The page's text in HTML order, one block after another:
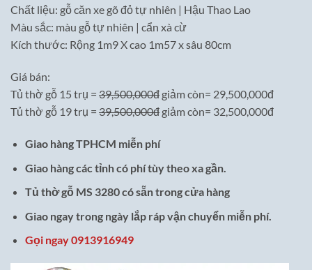
29,500,000₫.
Chất liệu: gỗ căn xe gõ đỏ tự nhiên | Hậu Thao Lao
Màu sắc: màu gỗ tự nhiên | cẩn xà cừ
Kích thước: Rộng 1m9 X cao 1m57 x sâu 80cm
Giá bán:
Tủ thờ gỗ 15 trụ = 39,500,000đ giảm còn= 29,500,000đ
Tủ thờ gỗ 19 trụ = 39,500,000đ giảm còn= 32,500,000đ
Giao hàng TPHCM miễn phí
Giao hàng các tỉnh có phí tùy theo xa gần.
Tủ thờ gỗ MS 3280 có sẵn trong cửa hàng
Giao ngay trong ngày lắp ráp vận chuyển miễn phí.
Gọi ngay 0913916949